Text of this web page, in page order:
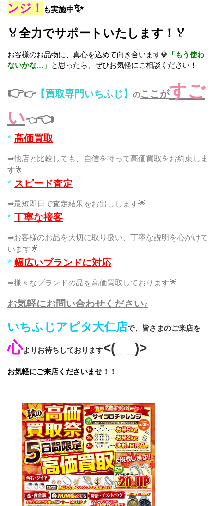
ンジ！
も実施中✨
🏅 全力でサポートいたします！ 🏅
お客様のお品物に、真心を込めて向き合います💎 「もう使わ
ないかな…」 と思ったら、ぜひお気軽にご相談ください！
👉👉【買取専門いちふじ】 のここがすご
い👈👈
* 高価買取
➡他店と比較しても、自信を持って高価買取をお約束しま
す🌟
* スピード査定
➡最短即日で査定結果をお出しします🌟
* 丁寧な接客
➡お客様のお品を大切に取り扱い、丁寧な説明を心がけて
います🌟
* 幅広いブランドに対応
➡様々なブランドの品を高価買取しております🌟
お気軽にお問い合わせください♪
いちふじアピタ大仁店で、皆さまのご来店を
心よりお待ちしております<(_ _)>
お気軽にご来店くださいませ！！